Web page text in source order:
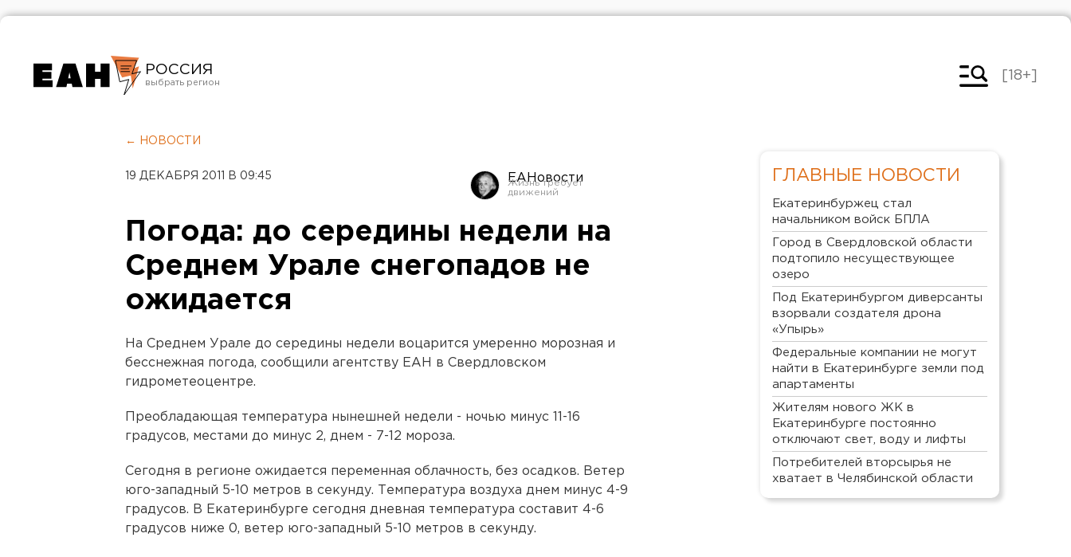
РОССИЯ
Челябинск
[18+]
← НОВОСТИ
19 ДЕКАБРЯ 2011 В 09:45 ЕАНовости
Погода: до середины недели на
Среднем Урале снегопадов не
ожидается
На Среднем Урале до середины недели воцарится умеренно морозная и
бесснежная погода, сообщили агентству ЕАН в Свердловском
гидрометеоцентре.
Преобладающая температура нынешней недели - ночью минус 11-16
градусов, местами до минус 2, днем - 7-12 мороза.
Сегодня в регионе ожидается переменная облачность, без осадков. Ветер
юго-западный 5-10 метров в секунду. Температура воздуха днем минус 4-9
градусов. В Екатеринбурге сегодня дневная температура составит 4-6
градусов ниже 0, ветер юго-западный 5-10 метров в секунду.
ГЛАВНЫЕ НОВОСТИ
Екатеринбуржец стал
начальником войск БПЛА
Город в Свердловской области
подтопило несуществующее
озеро
Под Екатеринбургом диверсанты
взорвали создателя дрона
«Упырь»
Федеральные компании не могут
найти в Екатеринбурге земли под
апартаменты
Жителям нового ЖК в
Екатеринбурге постоянно
отключают свет, воду и лифты
Потребителей вторсырья не
хватает в Челябинской области